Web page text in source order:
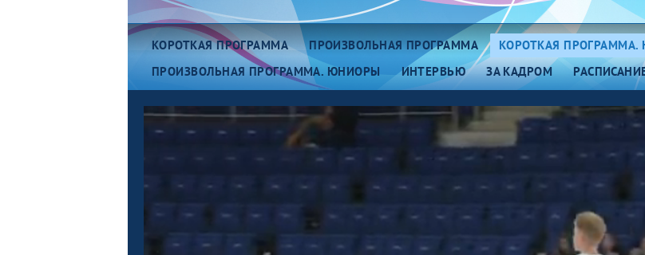
КОРОТКАЯ ПРОГРАММА ПРОИЗВОЛЬНАЯ ПРОГРАММА
КОРОТКАЯ
ПРОИЗВОЛЬНАЯ ПРОГРАММА. ЮНИОРЫ
ИНТЕРВЬЮ ЗА КАДРОМ